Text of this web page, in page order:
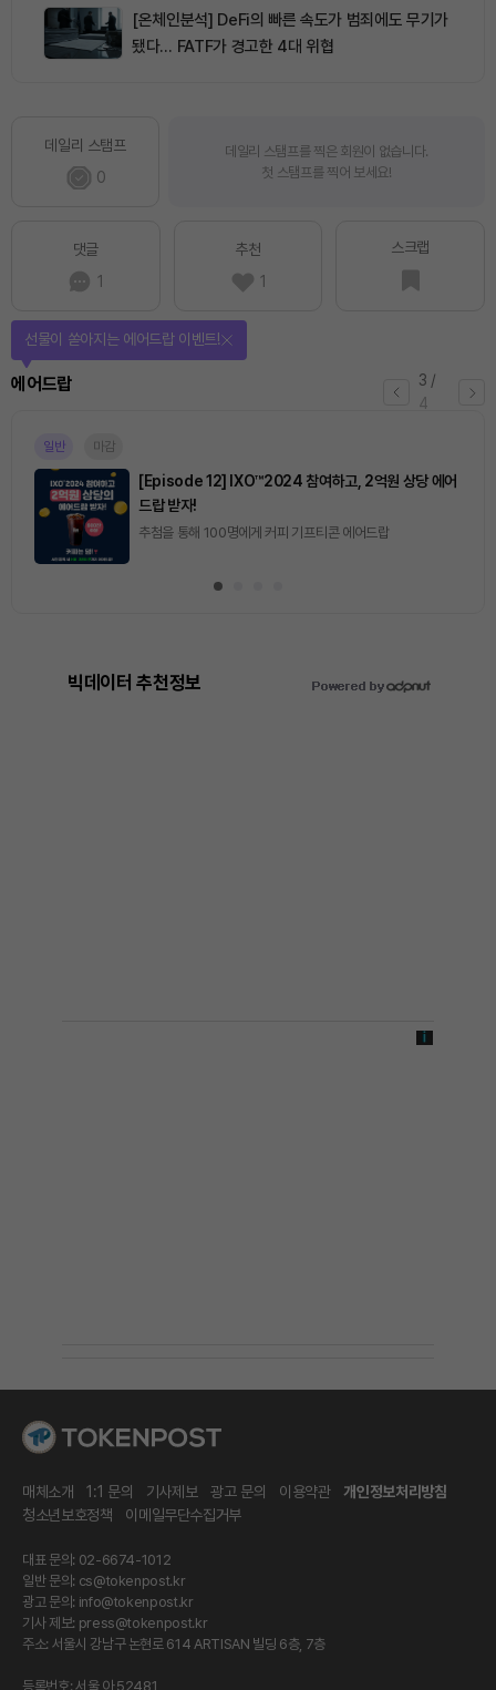
[온체인분석] DeFi의 빠른 속도가 범죄에도 무기가
됐다… FATF가 경고한 4대 위협
데일리 스탬프
0
데일리 스탬프를 찍은 회원이 없습니다.
첫 스탬프를 찍어 보세요!
댓글
1
추천
1
스크랩
3 /
4
에어드랍
선물이 쏟아지는 에어드랍 이벤트!
일반 마감
[Episode 12] IXO™2024 참여하고, 2억원 상당 에어
드랍 받자!
추첨을 통해 100명에게 커피 기프티콘 에어드랍
빅데이터 추천정보
매체소개 1:1 문의 기사제보 광고 문의 이용약관
개인정보처리방침
청소년보호정책
이메일무단수집거부
대표 문의: 02-6674-1012
일반 문의: cs@tokenpost.kr
광고 문의: info@tokenpost.kr
기사 제보: press@tokenpost.kr
주소: 서울시 강남구 논현로 614 ARTISAN 빌딩 6층, 7층
등록번호: 서울 아 52481